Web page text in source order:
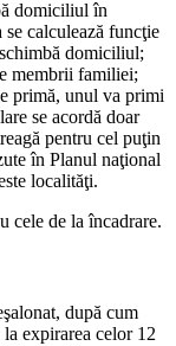
domiciliul în
calculează funcţie
domiciliul;
membrii familiei;
primă, unul va primi
se acordă doar
pentru cel puţin
în Planul naţional
localităţi.
cele de la încadrare.
după cum
expirarea celor 12